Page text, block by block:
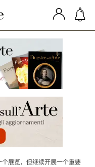
展览，但继续开展一个重要